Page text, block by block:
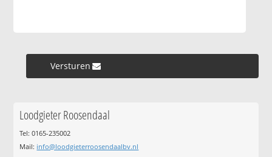
Versturen »
Loodgieter Roosendaal
Tel: 0165-235002
Mail: info@loodgieterroosendaalbv.nl